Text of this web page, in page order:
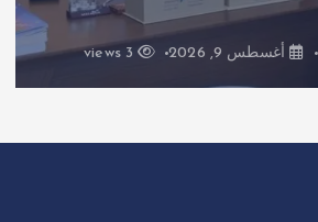
أغسطس 9, 2026 3 views